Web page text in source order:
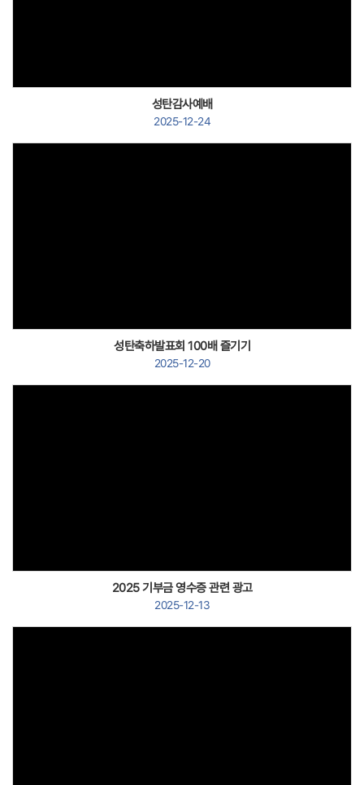
성탄감사예배
2025-12-24
성탄축하발표회 100배 즐기기
2025-12-20
2025 기부금 영수증 관련 광고
2025-12-13